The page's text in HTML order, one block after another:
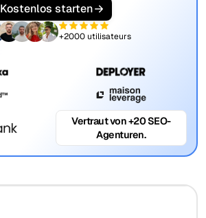
Kostenlos starten
+2000 utilisateurs
Vertraut von +20 SEO-
Agenturen.